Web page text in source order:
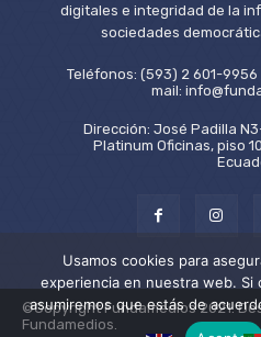
digitales e integridad de la
sociedades
Teléfonos: (593) 2 601-
mail:
Dirección: José Padilla
Platinum Oficinas, piso
©Copyright Fundamedios 2021.
Fundamedios.
Usamos cookies para
experiencia en nuestra web.
asumiremos que estás de